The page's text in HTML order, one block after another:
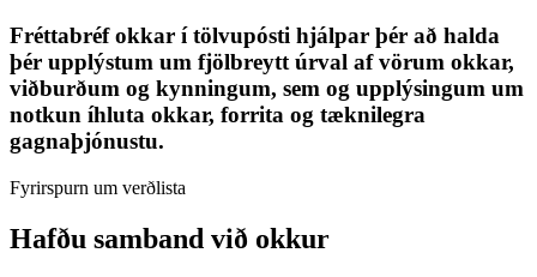
Fréttabréf okkar í tölvupósti hjálpar þér að halda
þér upplýstum um fjölbreytt úrval af vörum okkar,
viðburðum og kynningum, sem og upplýsingum um
notkun íhluta okkar, forrita og tæknilegra
gagnaþjónustu.
Fyrirspurn um verðlista
Hafðu samband við okkur